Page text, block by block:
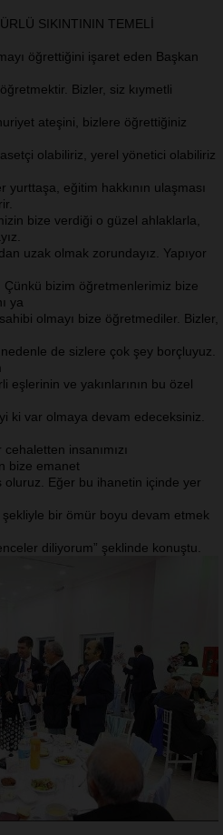
SIKINTININ TEMELİ
öğrettiğini işaret eden Başkan
Bizler, siz kıymetli
ateşini, bizlere öğrettiğiniz
olabiliriz, yerel yönetici olabiliriz
eğitim hakkının ulaşması
bize verdiği o güzel ahlaklarla,
uzak olmak zorundayız. Yapıyor
Çünkü bizim öğretmenlerimiz bize
ya
olmayı bize öğretmediler. Bizler,
de sizlere çok şey borçluyuz.
eşlerinin ve yakınlarının bu özel
ki var olmaya devam edeceksiniz.
insanımızı
bize emanet
oluruz. Eğer bu ihanetin içinde yer
bir ömür boyu devam etmek
diliyorum” şeklinde konuştu.